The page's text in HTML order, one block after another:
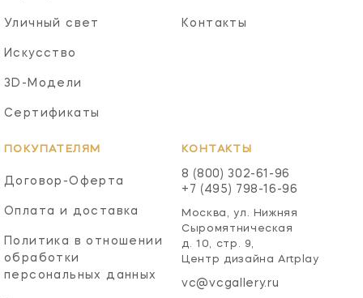
Уличный свет
Искусство
3D-Модели
Сертификаты
Контакты
ПОКУПАТЕЛЯМ
Договор-Оферта
Оплата и доставка
Политика в отношении
обработки
персональных данных
КОНТАКТЫ
8 (800) 302-61-96
+7 (495) 798-16-96
Москва, ул. Нижняя
Сыромятническая
д. 10, стр. 9,
Центр дизайна Artplay
vc@vcgallery.ru